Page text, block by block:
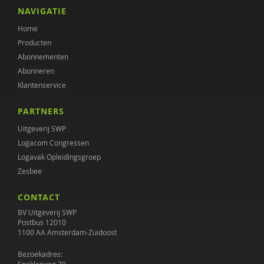
Anna Grebel
Hein de Haan
Maaike Hermsen
L.E.M. van Heugten
Annemieke Hoogstad
Edien Houwers
Coki Janssen
Janine Janssen
Claudia Kaagman
NAVIGATIE
Home
Producten
Abonnementen
Abonneren
Klantenservice
PARTNERS
Uitgeverij SWP
Logacom Congressen
Logavak Opleidingsgroep
Zesbee
CONTACT
BV Uitgeverij SWP
Postbus 12010
1100 AA Amsterdam-Zuidoost
Bezoekadres: